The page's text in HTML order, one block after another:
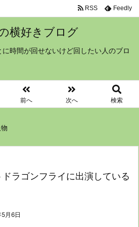
横好きブログ
時間が回せないけど回したい人のブロ
前へ 次へ 検索
RSS Feedly
ラゴンフライに出演している
月6日